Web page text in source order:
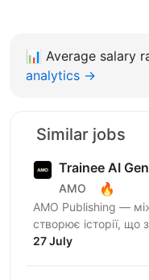
📊 Average salary
analytics →
Similar jobs
Trainee AI
AMO 🔥
AMO Publishing —
створює історії, що
AmoMama, є одним
27 July